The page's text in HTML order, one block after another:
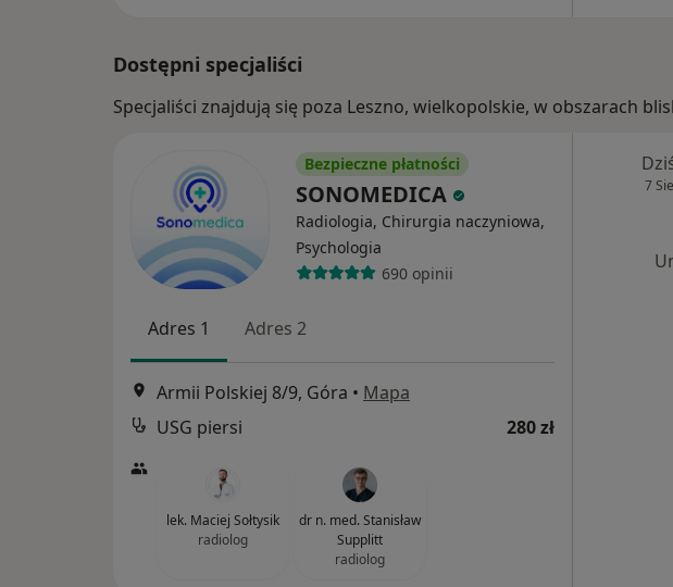
Dostępni specjaliści
Specjaliści znajdują się poza Leszno, wielkopolskie, w obszarach
Bezpieczne płatności
SONOMEDICA
Radiologia, Chirurgia naczyniowa,
Psychologia
690 opinii
Adres 1 Adres 2
Armii Polskiej 8/9, Góra • Mapa
USG piersi
280 zł
lek. Maciej Sołtysik
radiolog
dr n. med. Stanisław
Supplitt
radiolog
7 Sie